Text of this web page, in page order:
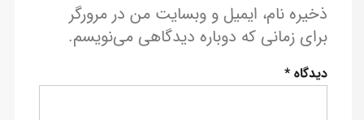
ذخیره نام، ایمیل و وبسایت من در مرورگر
برای زمانی که دوباره دیدگاهی می‌نویسم.
دیدگاه*